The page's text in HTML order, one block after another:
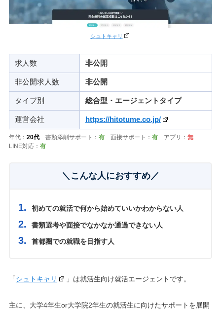
シュトキャリ
求人数 非公開
非公開求人数 非公開
タイプ別 総合型・エージェントタイプ
運営会社 https://hitotume.co.jp/
年代： 20代書類添削サポート： 有面接サポート： 有アプリ： 無
LINE対応： 有
＼こんな人におすすめ／
初めての就活で何から始めていいかわからない人
書類選考や面接でなかなか通過できない人
首都圏での就職を目指す人
「シュトキャリ 」は就活生向け就活エージェントです。
主に、大学4年生or大学院2年生の就活生に向けたサポートを展開